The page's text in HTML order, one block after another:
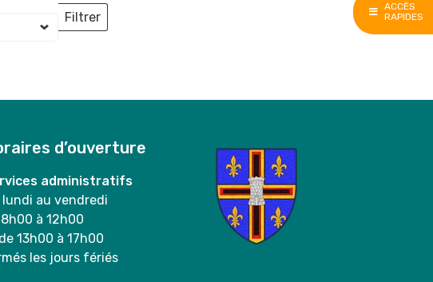
ACCÈS
RAPIDES
Filtrer
Lieux
d’ouverture
administratifs
lundi au vendredi
à 12h00
13h00 à 17h00
les jours fériés